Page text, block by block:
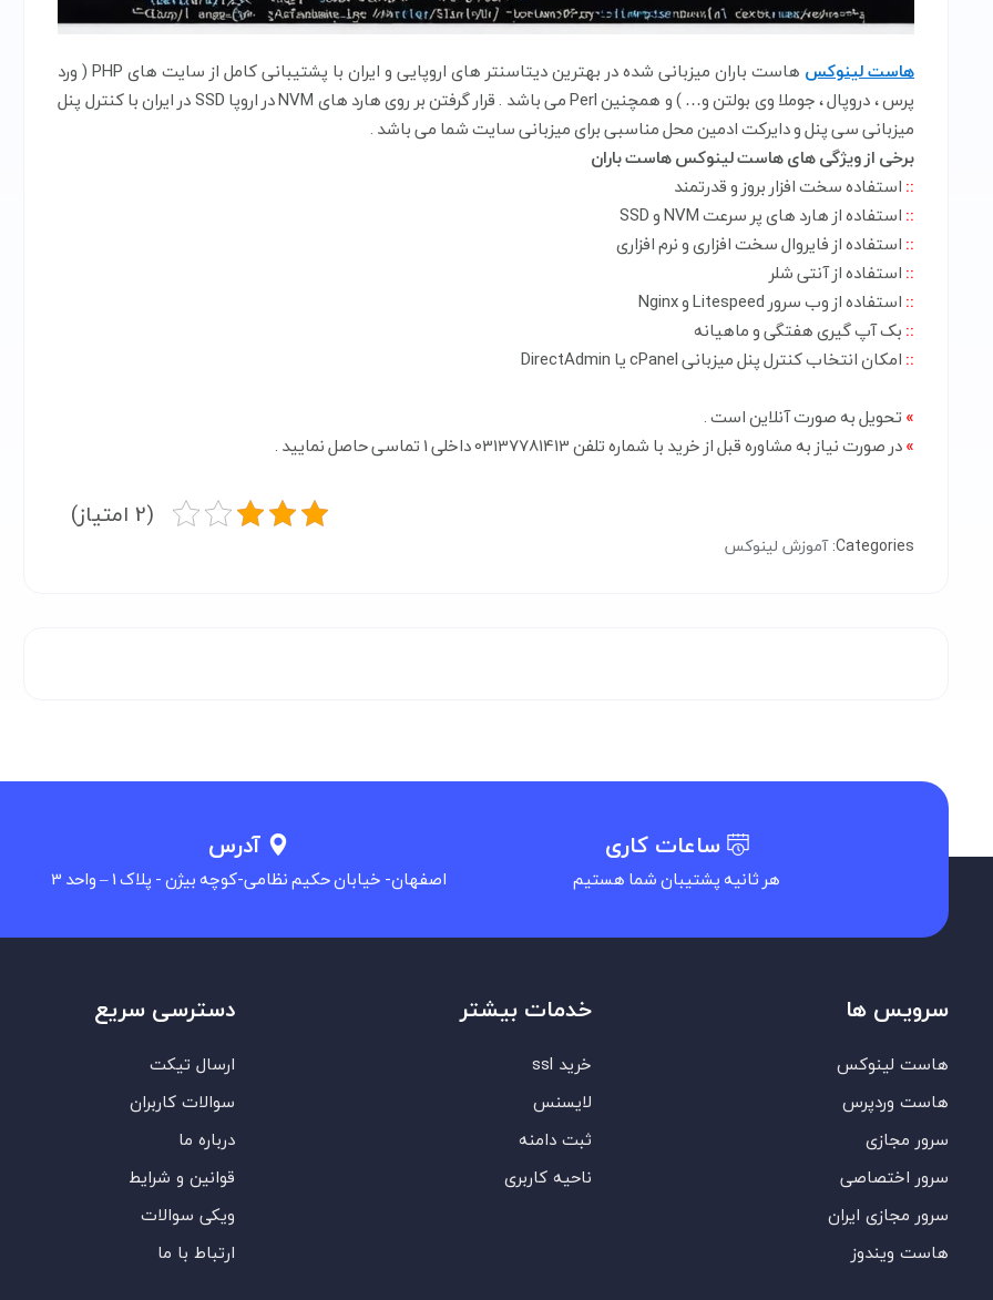
هاست لینوکس
هاست باران میزبانی شده در بهترین دیتاسنتر های اروپایی و ایران با پشتیبانی کامل از سایت های PHP ( ورد
پرس ، دروپال ، جوملا وی بولتن و… ) و همچنین Perl می باشد . قرار گرفتن بر روی هارد های NVM در اروپا SSD در ایران با کنترل پنل
میزبانی سی پنل و دایرکت ادمین محل مناسبی برای میزبانی سایت شما می باشد .
برخی از ویژگی های هاست لینوکس هاست باران
::استفاده سخت افزار بروز و قدرتمند
::استفاده از هارد های پر سرعت NVM و SSD
::استفاده از فایروال سخت افزاری و نرم افزاری
::استفاده از آنتی شلر
::استفاده از وب سرور Litespeed و Nginx
::بک آپ گیری هفتگی و ماهیانه
::امکان انتخاب کنترل پنل میزبانی cPanel یا DirectAdmin
»تحویل به صورت آنلاین است .
»در صورت نیاز به مشاوره قبل از خرید با شماره تلفن 03137781413 داخلی 1 تماسی حاصل نمایید .
(2 امتیاز)
Categories: آموزش لینوکس
ساعات کاری
هر ثانیه پشتیبان شما هستیم
آدرس
اصفهان- خیابان حکیم نظامی-کوچه بیژن - پلاک 1 – واحد 3
سرویس ها
هاست لینوکس
هاست وردپرس
سرور مجازی
سرور اختصاصی
سرور مجازی ایران
هاست ویندوز
خدمات بیشتر
خرید ssl
لایسنس
ثبت دامنه
ناحیه کاربری
دسترسی سریع
ارسال تیکت
سوالات کاربران
درباره ما
قوانین و شرایط
ویکی سوالات
ارتباط با ما